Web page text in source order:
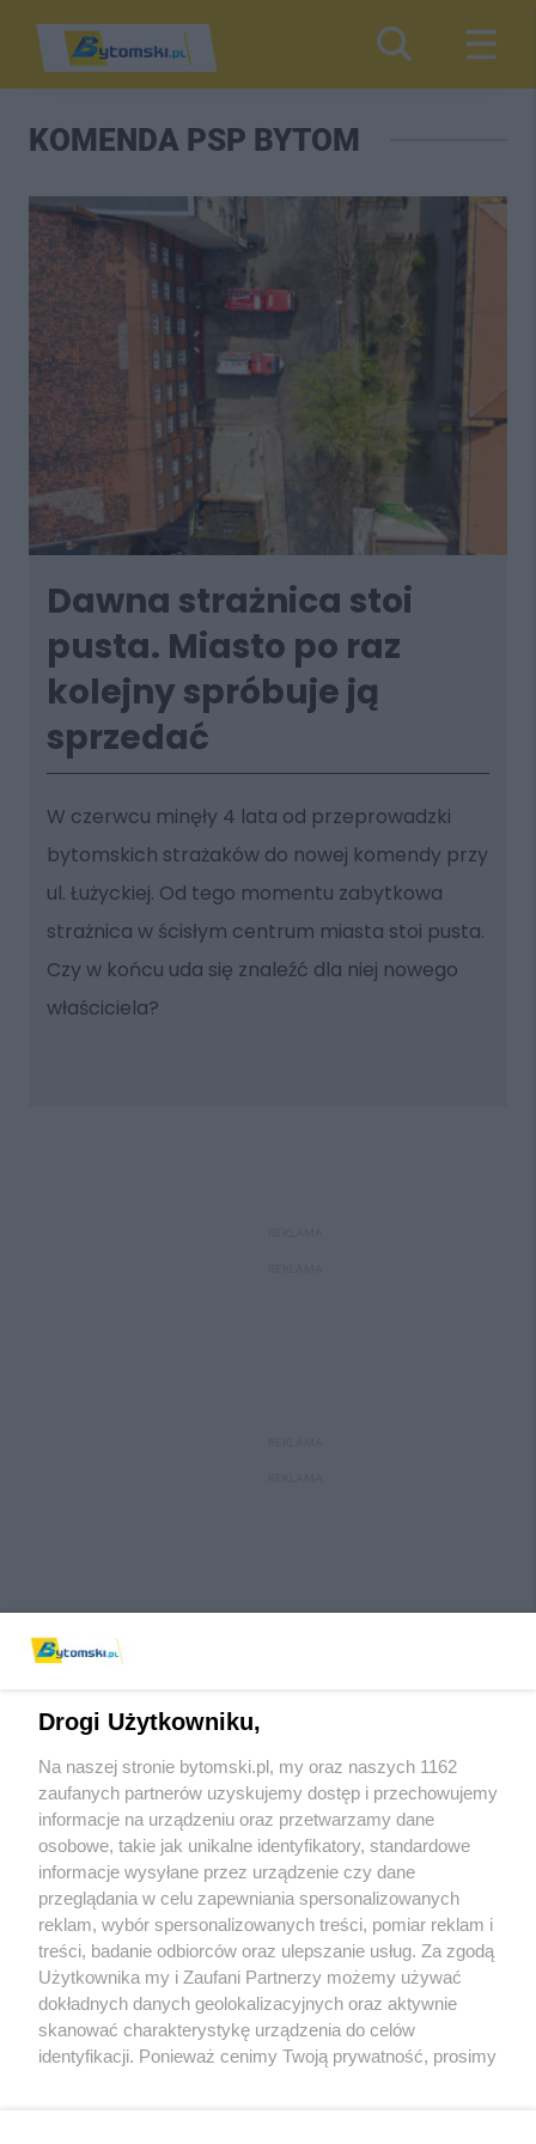
KOMENDA PSP BYTOM
Dawna strażnica stoi
pusta. Miasto po raz
kolejny spróbuje ją
sprzedać
W czerwcu minęły 4 lata od przeprowadzki
bytomskich strażaków do nowej komendy przy
ul. Łużyckiej. Od tego momentu zabytkowa
strażnica w ścisłym centrum miasta stoi pusta.
Czy w końcu uda się znaleźć dla niej nowego
właściciela?
Wydawca mediów lokalnych
Nie zapomnij
zapoznać się z:
polityką prywatności regulamin korzystania z portali
Twojemiasto
Piekary Śląskie
Chorzów
Tarnowskie Góry
Skontaktuj sięz nami
Kontakt
Wydawca
Pogoda
Drogi Użytkowniku,
Na naszej stronie bytomski.pl, my oraz naszych 1162
zaufanych partnerów uzyskujemy dostęp i przechowujemy
informacje na urządzeniu oraz przetwarzamy dane
osobowe, takie jak unikalne identyfikatory, standardowe
informacje wysyłane przez urządzenie czy dane
przeglądania w celu zapewniania spersonalizowanych
reklam, wybór spersonalizowanych treści, pomiar reklam i
treści, badanie odbiorców oraz ulepszanie usług. Za zgodą
Użytkownika my i Zaufani Partnerzy możemy używać
dokładnych danych geolokalizacyjnych oraz aktywnie
skanować charakterystykę urządzenia do celów
identyfikacji. Ponieważ cenimy Twoją prywatność, prosimy